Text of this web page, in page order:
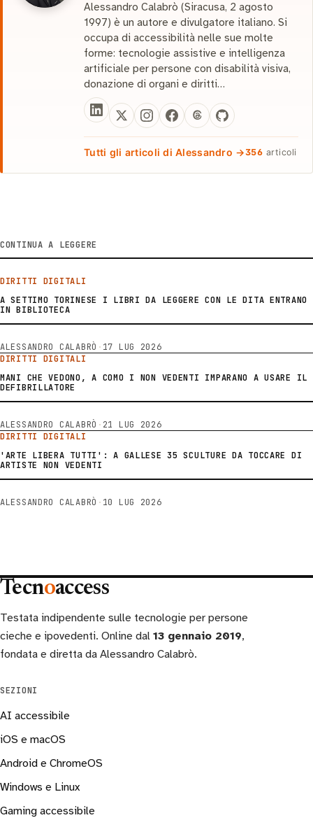
Alessandro Calabrò (Siracusa, 2 agosto
1997) è un autore e divulgatore italiano. Si
occupa di accessibilità nelle sue molte
forme: tecnologie assistive e intelligenza
artificiale per persone con disabilità visiva,
donazione di organi e diritti…
Tutti gli articoli di Alessandro →356 articoli
CONTINUA A LEGGERE
DIRITTI DIGITALI
A SETTIMO TORINESE I LIBRI DA LEGGERE CON LE DITA ENTRANO
IN BIBLIOTECA
ALESSANDRO CALABRÒ · 17 LUG 2026
DIRITTI DIGITALI
MANI CHE VEDONO, A COMO I NON VEDENTI IMPARANO A USARE IL
DEFIBRILLATORE
ALESSANDRO CALABRÒ · 21 LUG 2026
DIRITTI DIGITALI
'ARTE LIBERA TUTTI': A GALLESE 35 SCULTURE DA TOCCARE DI
ARTISTE NON VEDENTI
ALESSANDRO CALABRÒ · 10 LUG 2026
Tecnoaccess
Testata indipendente sulle tecnologie per persone
cieche e ipovedenti. Online dal 13 gennaio 2019,
fondata e diretta da Alessandro Calabrò.
SEZIONI
AI accessibile
iOS e macOS
Android e ChromeOS
Windows e Linux
Gaming accessibile